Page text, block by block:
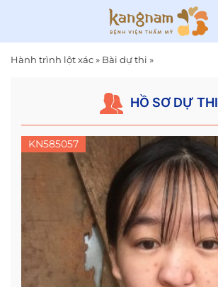
Hành trình lột xác» Bài dự thi »
HỒ SƠ DỰ THI
KN585057